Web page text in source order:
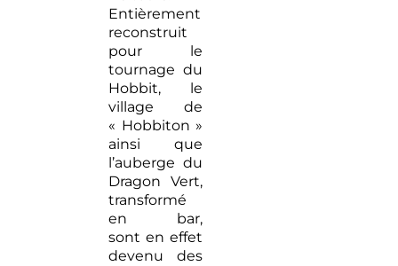
Entièrement
reconstruit
pour le
tournage du
Hobbit, le
village de
« Hobbiton »
ainsi que
l’auberge du
Dragon Vert,
transformé
en bar,
sont en effet
devenu des